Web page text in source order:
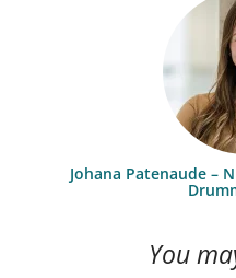
Johana Patenaude –
You